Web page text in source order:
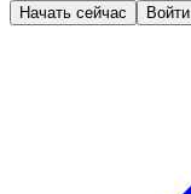
Начать сейчас Войти